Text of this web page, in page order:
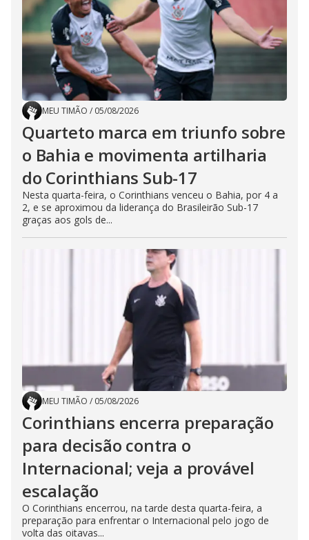
MEU TIMÃO / 05/08/2026
Quarteto marca em triunfo sobre
o Bahia e movimenta artilharia
do Corinthians Sub-17
Nesta quarta-feira, o Corinthians venceu o Bahia, por 4 a
2, e se aproximou da liderança do Brasileirão Sub-17
graças aos gols de...
MEU TIMÃO / 05/08/2026
Corinthians encerra preparação
para decisão contra o
Internacional; veja a provável
escalação
O Corinthians encerrou, na tarde desta quarta-feira, a
preparação para enfrentar o Internacional pelo jogo de
volta das oitavas...